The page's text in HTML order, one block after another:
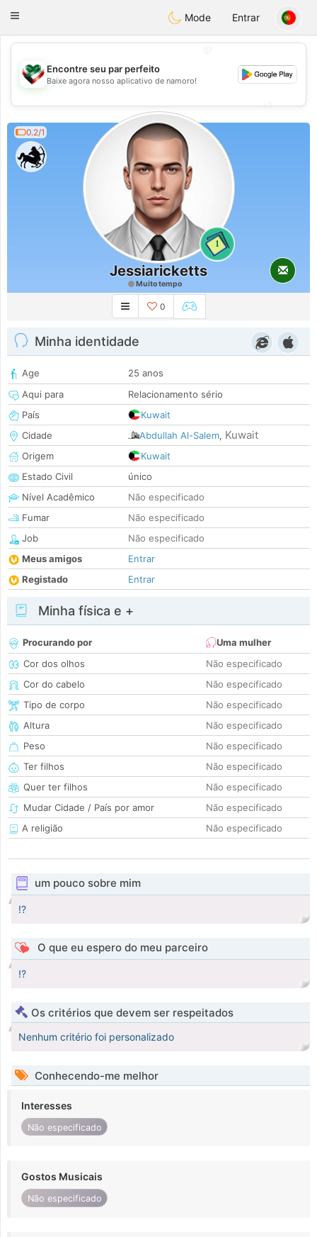
KuwaitChat
Toggle
Mode Entrar
💖
💕
💕
Encontre seu par perfeito
Baixe agora nosso aplicativo de namoro!
0.2/1
1
Jessiaricketts
Muito tempo
0
Minha identidade
Age
25 anos
Aqui para
Relacionamento sério
País
Kuwait
Cidade
Abdullah Al-Salem, Kuwait
Origem
Kuwait
Estado Civil
único
Nível Acadêmico
Não especificado
Fumar
Não especificado
Job
Não especificado
Meus amigos
Entrar
Registado
Entrar
Minha física e +
Procurando por
Uma mulher
Cor dos olhos
Não especificado
Cor do cabelo
Não especificado
Tipo de corpo
Não especificado
Altura
Não especificado
Peso
Não especificado
Ter filhos
Não especificado
Quer ter filhos
Não especificado
Mudar Cidade / País por amor
Não especificado
A religião
Não especificado
um pouco sobre mim
!?
O que eu espero do meu parceiro
!?
Os critérios que devem ser respeitados
Nenhum critério foi personalizado
Conhecendo-me melhor
Interesses
Não especificado
Gostos Musicais
Não especificado